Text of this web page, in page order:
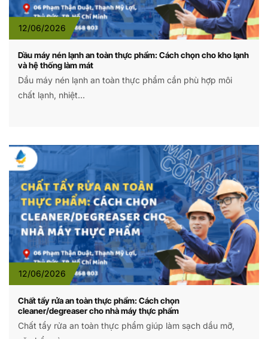
12/06/2026
Dầu máy nén lạnh an toàn thực phẩm: Cách chọn cho kho lạnh
và hệ thống làm mát
Dầu máy nén lạnh an toàn thực phẩm cần phù hợp môi
chất lạnh, nhiệt...
12/06/2026
Chất tẩy rửa an toàn thực phẩm: Cách chọn
cleaner/degreaser cho nhà máy thực phẩm
Chất tẩy rửa an toàn thực phẩm giúp làm sạch dầu mỡ,